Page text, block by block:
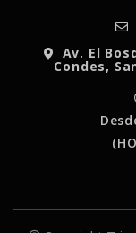
Av. El
Condes,